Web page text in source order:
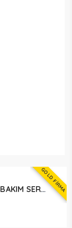
GOLD FİRMA
GÜVEN OTO, ÖZEL BAKIM SERVİSİ MERZİFON